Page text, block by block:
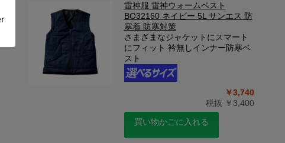
雷神服 雷神ウォームベスト
BO32160 ネイビー 5L サンエス 防
寒着 防寒対策
さまざまなジャケットにスマート
にフィット 衿無しインナー防寒ベ
スト
￥3,740
税抜 ￥3,400
買い物かごに入れる